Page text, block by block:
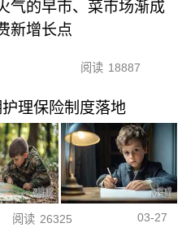
气的早市、菜市场渐成
新增长点
阅读 18887
理保险制度落地
阅读 26325 03-27